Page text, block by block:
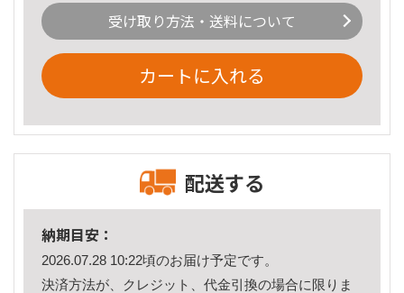
受け取り方法・送料について
カートに入れる
配送する
納期目安：
2026.07.28 10:22頃のお届け予定です。
決済方法が、クレジット、代金引換の場合に限りま